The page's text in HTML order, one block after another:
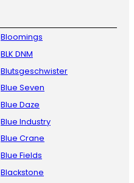
Bloomings
BLK DNM
Blutsgeschwister
Blue Seven
Blue Daze
Blue Industry
Blue Crane
Blue Fields
Blackstone